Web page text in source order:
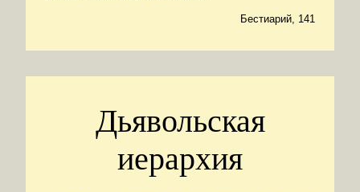
Бестиарий, 141
Дьявольская
иерархия